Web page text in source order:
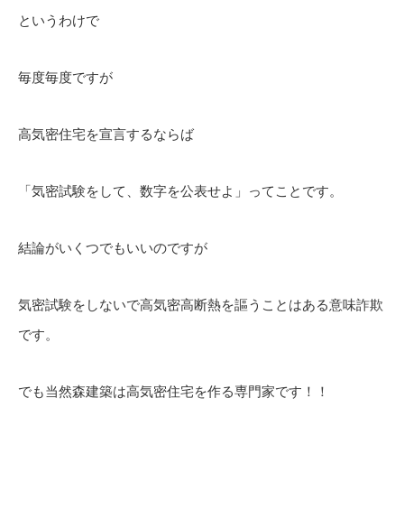
というわけで
毎度毎度ですが
高気密住宅を宣言するならば
「気密試験をして、数字を公表せよ」ってことです。
結論がいくつでもいいのですが
気密試験をしないで高気密高断熱を謳うことはある意味詐欺
です。
でも当然森建築は高気密住宅を作る専門家です！！